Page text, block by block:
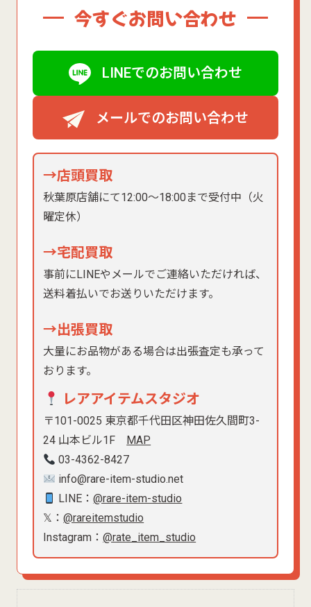
今すぐお問い合わせ
LINEでのお問い合わせ
メールでのお問い合わせ
→店頭買取
秋葉原店舗にて12:00〜18:00まで受付中（火
曜定休）
→宅配買取
事前にLINEやメールでご連絡いただければ、
送料着払いでお送りいただけます。
→出張買取
大量にお品物がある場合は出張査定も承って
おります。
レアアイテムスタジオ
〒101-0025 東京都千代田区神田佐久間町3-
24 山本ビル1F
MAP
03-4362-8427
info@rare-item-studio.net
LINE：@rare-item-studio
𝕏：@rareitemstudio
Instagram：@rate_item_studio